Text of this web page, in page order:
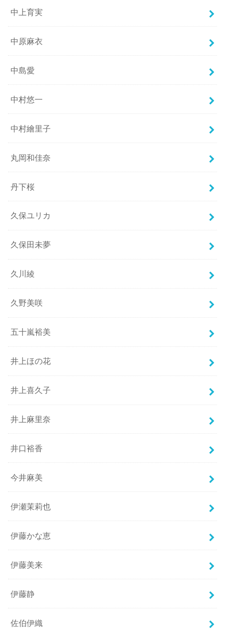
中上育実
中原麻衣
中島愛
中村悠一
中村繪里子
丸岡和佳奈
丹下桜
久保ユリカ
久保田未夢
久川綾
久野美咲
五十嵐裕美
井上ほの花
井上喜久子
井上麻里奈
井口裕香
今井麻美
伊瀬茉莉也
伊藤かな恵
伊藤美来
伊藤静
佐伯伊織